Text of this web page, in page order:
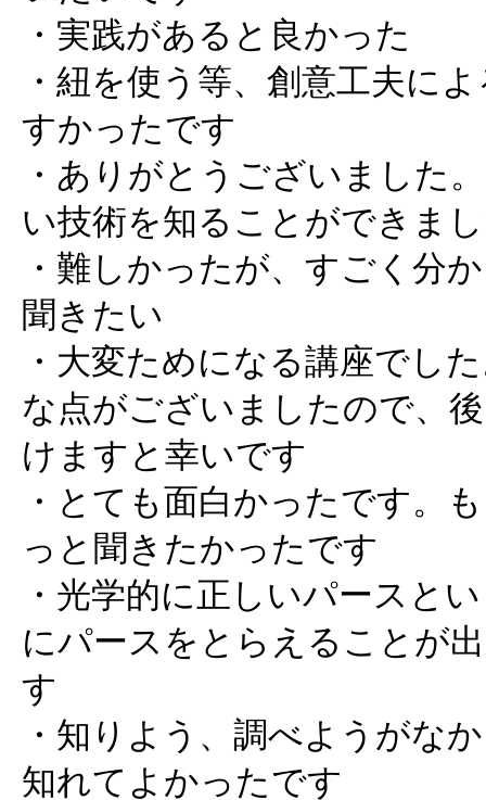
・実践があると良かった
・紐を使う等、創意工夫に
すかったです
・ありがとうございました
い技術を知ることができま
・難しかったが、すごく分
聞きたい
・大変ためになる講座でし
な点がございましたので、
けますと幸いです
・とても面白かったです。
っと聞きたかったです
・光学的に正しいパースと
にパースをとらえることが
す
・知りよう、調べようがな
知れてよかったです